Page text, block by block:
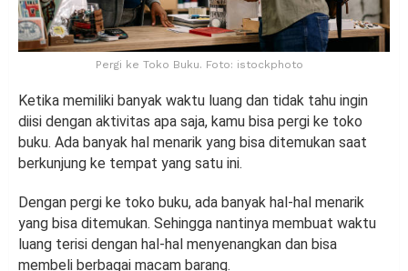
Pergi ke Toko Buku. Foto: istockphoto
Ketika memiliki banyak waktu luang dan tidak tahu ingin
diisi dengan aktivitas apa saja, kamu bisa pergi ke toko
buku. Ada banyak hal menarik yang bisa ditemukan saat
berkunjung ke tempat yang satu ini.
Dengan pergi ke toko buku, ada banyak hal-hal menarik
yang bisa ditemukan. Sehingga nantinya membuat waktu
luang terisi dengan hal-hal menyenangkan dan bisa
membeli berbagai macam barang.